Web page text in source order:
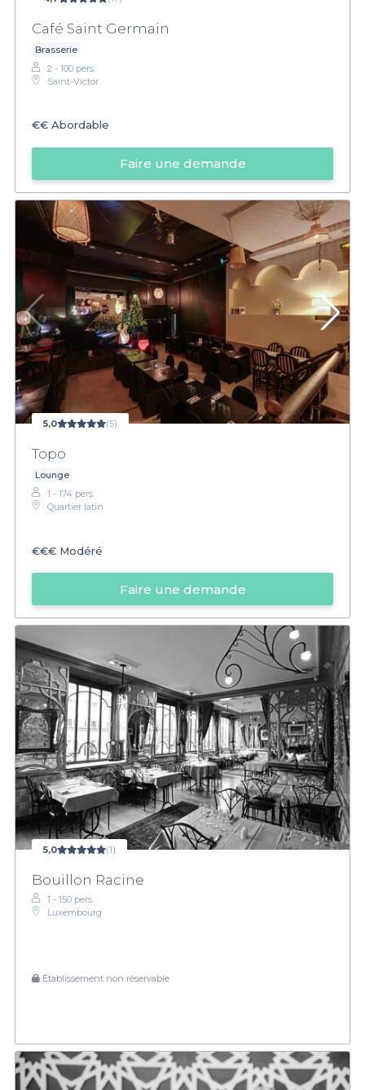
Café Saint Germain
Brasserie
2 - 100 pers.
Saint-Victor
€€ Abordable
Faire une demande
5,0 (5)
Topo
Lounge
1 - 174 pers.
Quartier latin
€€€ Modéré
Faire une demande
5,0 (1)
Bouillon Racine
1 - 150 pers.
Luxembourg
Établissement non réservable